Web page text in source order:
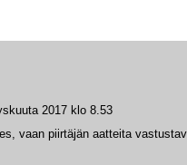
2017 klo 8.53
vaan piirtäjän aatteita